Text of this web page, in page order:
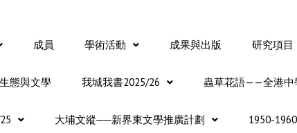
成員 學術活動 成果與出版 研究項目
態與文學 我城我書2025/26 蟲草花語——全港中
大埔文縱──新界東文學推廣計劃 1950-